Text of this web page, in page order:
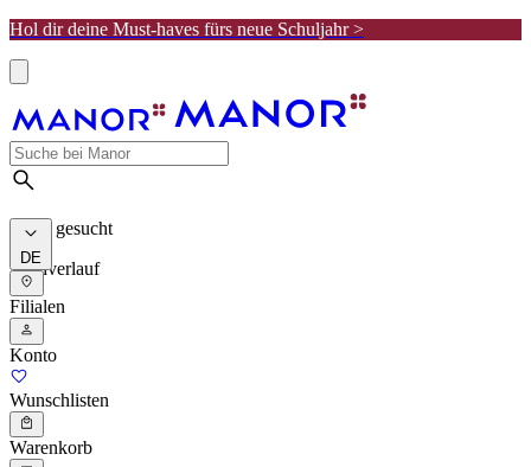
Hol dir deine Must-haves fürs neue Schuljahr >
Meist gesucht
Suchverlauf
DE
Filialen
Konto
Wunschlisten
Warenkorb